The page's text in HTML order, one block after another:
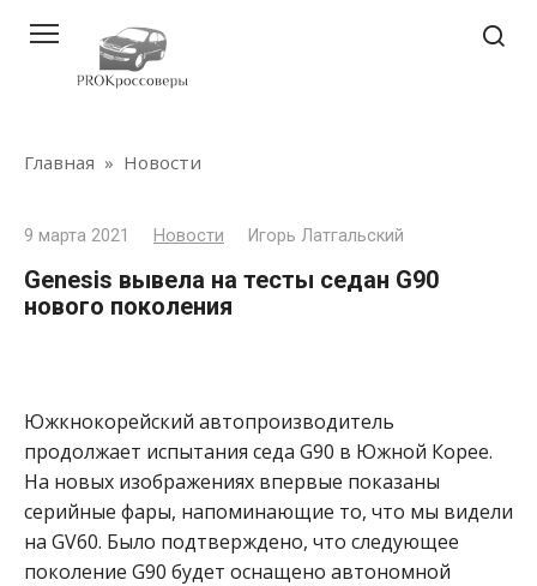
контенту
Главная » Новости
9 марта 2021 Новости Игорь Латгальский
Genesis вывела на тесты седан G90
нового поколения
Южкнокорейский автопроизводитель
продолжает испытания седа G90 в Южной Корее.
На новых изображениях впервые показаны
серийные фары, напоминающие то, что мы видели
на GV60. Было подтверждено, что следующее
поколение G90 будет оснащено автономной